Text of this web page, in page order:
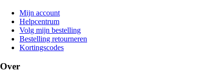
Mijn account
Helpcentrum
Volg mijn bestelling
Bestelling retourneren
Kortingscodes
Over